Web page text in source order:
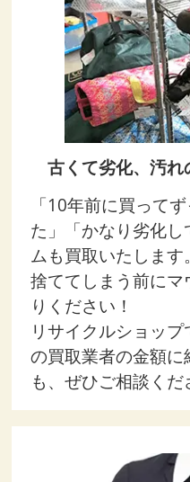
古くて劣化、汚
「10年前に買って
た」「かなり劣化
ムも買取いたします。
捨ててしまう前に
りください！
リサイクルショッ
の買取業者の金額
も、ぜひご相談くだ